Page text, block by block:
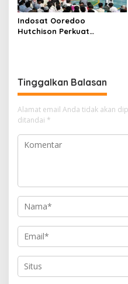
Indosat Ooredoo
Hutchison Perkuat
Tinggalkan Balasan
Alamat email Anda tidak akan
ditandai *